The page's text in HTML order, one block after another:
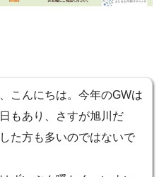
こんにちは。今年のGWは
もあり、さすが旭川だ
た方も多いのではないで